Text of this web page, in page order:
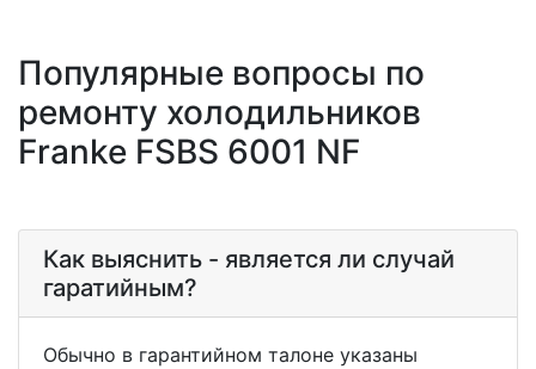
Популярные вопросы по
ремонту холодильников
Franke FSBS 6001 NF
Как выяснить - является ли случай
гаратийным?
Обычно в гарантийном талоне указаны